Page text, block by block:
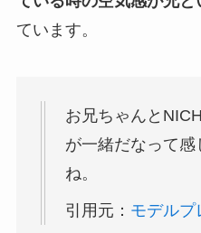
ています。
お兄ちゃんと
が一緒だなって
ね。
引用元： モデルプ